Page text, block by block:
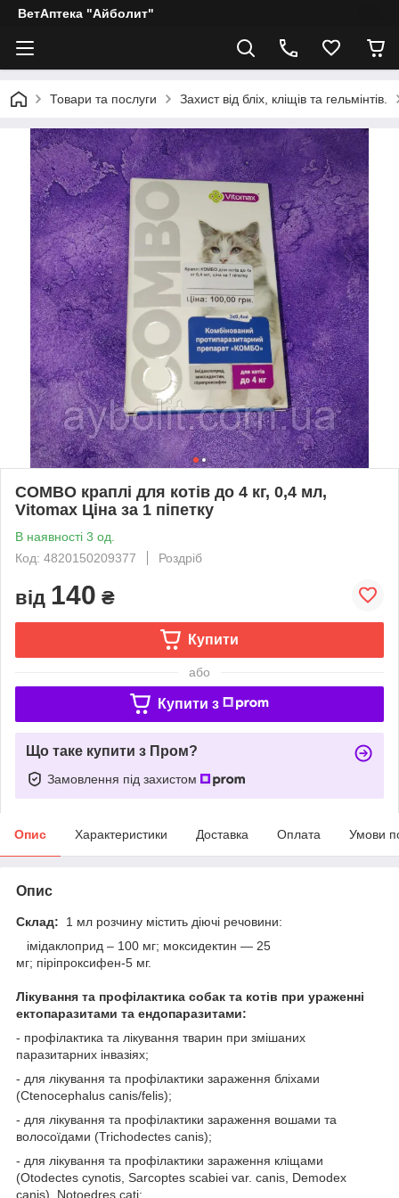
ВетАптека "Айболит"
Товари та послуги Захист від бліх, кліщів та гельмінтів.
COMBO краплі для котів до 4 кг, 0,4 мл,
Vitomax Ціна за 1 піпетку
В наявності 3 од.
Код: 4820150209377
Роздріб
від 140 ₴
Купити
або
Купити з
Що таке купити з Пром?
Замовлення під захистом
Опис Характеристики Доставка Оплата Умови
Опис
Склад: 1 мл розчину містить діючі речовини:
імідаклоприд – 100 мг; моксидектин — 25
мг; піріпроксифен-5 мг.
Лікування та профілактика собак та котів при ураженні
ектопаразитами та ендопаразитами:
- профілактика та лікування тварин при змішаних
паразитарних інвазіях;
- для лікування та профілактики зараження бліхами
(Ctenocephalus canis/felis);
- для лікування та профілактики зараження вошами та
волосоїдами (Trichodectes canis);
- для лікування та профілактики зараження кліщами
(Otodectes cynotis, Sarcoptes scabiei var. canis, Demodex
canis), Notoedres cati;